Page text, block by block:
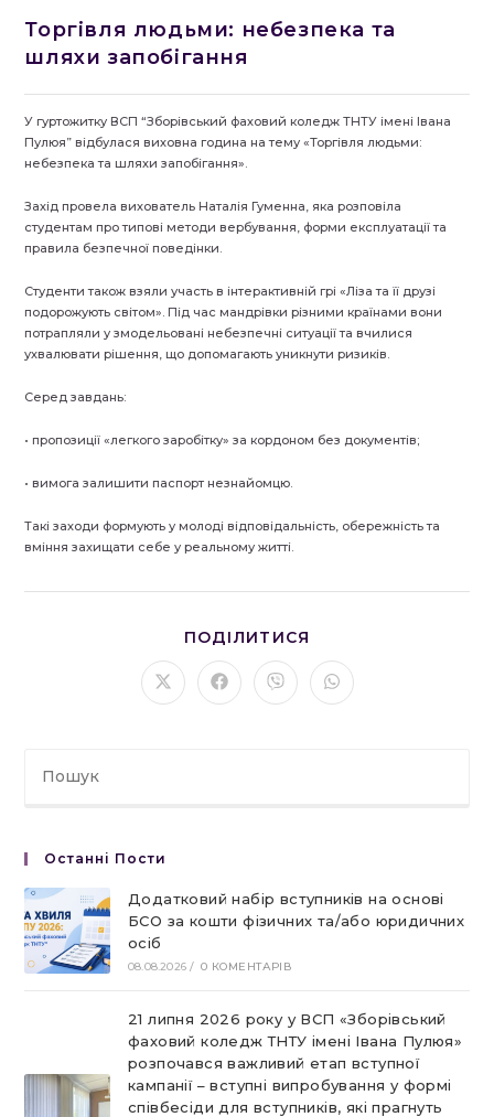
Торгівля людьми: небезпека та
шляхи запобігання
У гуртожитку ВСП “Зборівський фаховий коледж ТНТУ імені Івана
Пулюя” відбулася виховна година на тему «Торгівля людьми:
небезпека та шляхи запобігання».
Захід провела вихователь Наталія Гуменна, яка розповіла
студентам про типові методи вербування, форми експлуатації та
правила безпечної поведінки.
Студенти також взяли участь в інтерактивній грі «Ліза та її друзі
подорожують світом». Під час мандрівки різними країнами вони
потрапляли у змодельовані небезпечні ситуації та вчилися
ухвалювати рішення, що допомагають уникнути ризиків.
Серед завдань:
• пропозиції «легкого заробітку» за кордоном без документів;
• вимога залишити паспорт незнайомцю.
Такі заходи формують у молоді відповідальність, обережність та
вміння захищати себе у реальному житті.
ПОДІЛИТИСЯ
ЦИМ
ВМІСТОМ
Відкрити
в
Відкрити
в
Відкрити
в
Відкрити
в
Останні Пости
Додатковий набір вступників на основі
БСО за кошти фізичних та/або юридичних
осіб
08.08.2026 / 0 КОМЕНТАРІВ
21 липня 2026 року у ВСП «Зборівський
фаховий коледж ТНТУ імені Івана Пулюя»
розпочався важливий етап вступної
кампанії – вступні випробування у формі
співбесіди для вступників, які прагнуть